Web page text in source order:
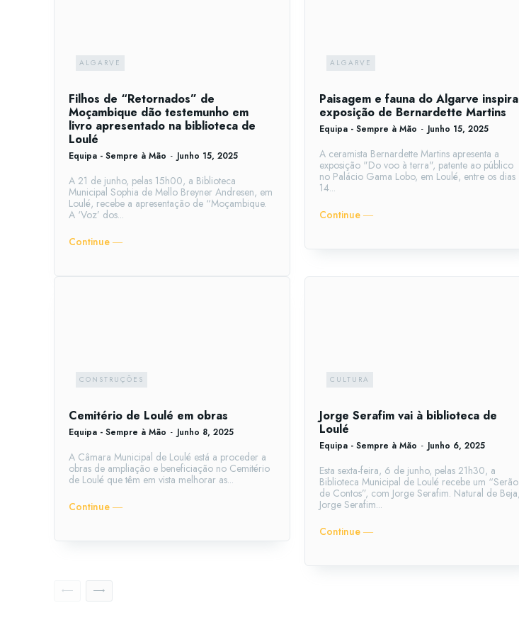
ALGARVE
Filhos de “Retornados” de
Moçambique dão testemunho em
livro apresentado na biblioteca de
Loulé
Equipa - Sempre à Mão - Junho 15, 2025
A 21 de junho, pelas 15h00, a Biblioteca
Municipal Sophia de Mello Breyner Andresen, em
Loulé, recebe a apresentação de “Moçambique.
A ‘Voz’ dos...
Continue ―
ALGARVE
Paisagem e fauna do Algarve inspira
exposição de Bernardette Martins
Equipa - Sempre à Mão - Junho 15, 2025
A ceramista Bernardette Martins apresenta a
exposição "Do voo à terra", patente ao público
no Palácio Gama Lobo, em Loulé, entre os dias
14...
Continue ―
CONSTRUÇÕES
Cemitério de Loulé em obras
Equipa - Sempre à Mão - Junho 8, 2025
A Câmara Municipal de Loulé está a proceder a
obras de ampliação e beneficiação no Cemitério
de Loulé que têm em vista melhorar as...
Continue ―
CULTURA
Jorge Serafim vai à biblioteca de
Loulé
Equipa - Sempre à Mão - Junho 6, 2025
Esta sexta-feira, 6 de junho, pelas 21h30, a
Biblioteca Municipal de Loulé recebe um “Serão
de Contos”, com Jorge Serafim. Natural de Beja,
Jorge Serafim...
Continue ―